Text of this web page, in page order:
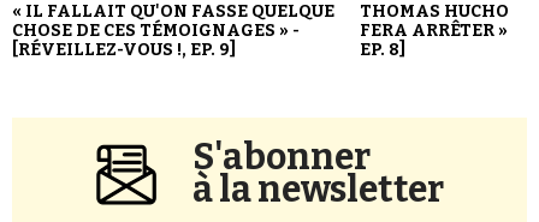
« IL FALLAIT QU'ON FASSE QUELQUE
CHOSE DE CES TÉMOIGNAGES » -
[RÉVEILLEZ-VOUS !, EP. 9]
THOMAS HUCHON :
FERA ARRÊTER » -
EP. 8]
S'abonner
à la newsletter